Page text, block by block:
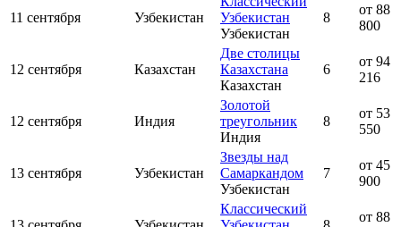
11 сентября Узбекистан
Узбекистан
Узбекистан
8
от 88
800
12 сентября Казахстан
Две столицы
Казахстана
Казахстан
6
от 94
216
12 сентября Индия
Золотой
треугольник
Индия
8
от 53
550
13 сентября Узбекистан
Звезды над
Самаркандом
Узбекистан
7
от 45
900
Классический
от 88